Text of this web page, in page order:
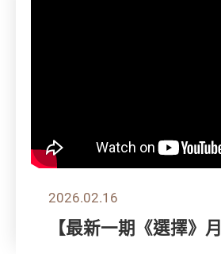
2026.02.16
【最新一期《選擇》